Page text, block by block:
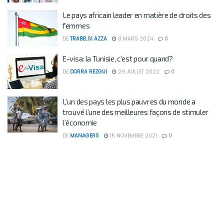
Le pays africain leader en matière de droits des
femmes
DE TRABELSI AZZA 8 MARS 2024 0
E-visa: la Tunisie, c’est pour quand?
DE DORRA REZGUI 29 JUILLET 2022 0
L’un des pays les plus pauvres du monde a
trouvé l’une des meilleures façons de stimuler
l’économie
DE MANAGERS 15 NOVEMBRE 2021 0